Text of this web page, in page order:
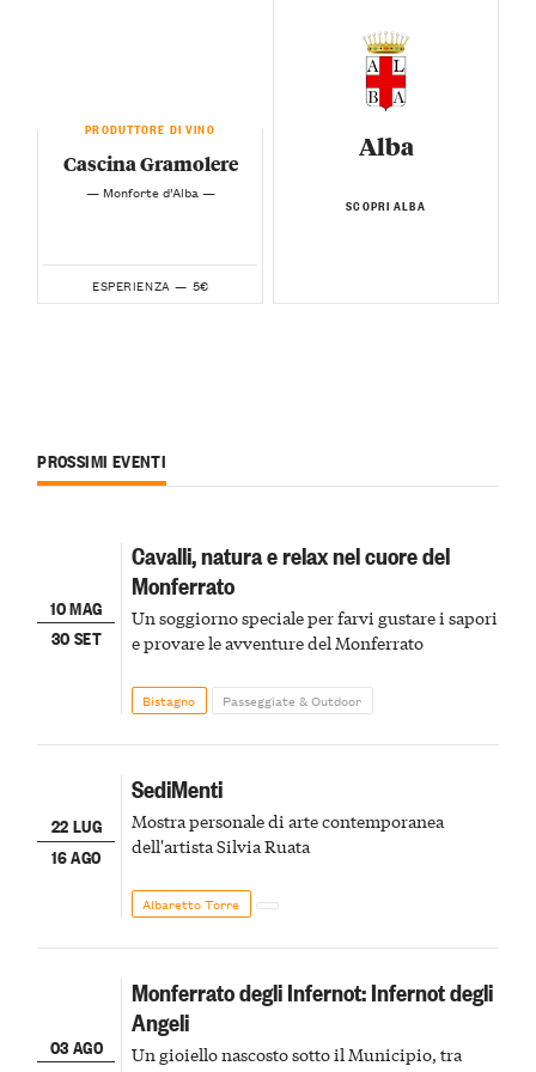
PRODUTTORE DI VINO
Cascina Gramolere
— Monforte d’Alba —
ESPERIENZA — 5€
Alba
SCOPRI ALBA
PROSSIMI EVENTI
10 MAG
30 SET
Cavalli, natura e relax nel cuore del
Monferrato
Un soggiorno speciale per farvi gustare i sapori
e provare le avventure del Monferrato
Bistagno Passeggiate & Outdoor
22 LUG
16 AGO
SediMenti
Mostra personale di arte contemporanea
dell'artista Silvia Ruata
Albaretto Torre
03 AGO
Monferrato degli Infernot: Infernot degli
Angeli
Un gioiello nascosto sotto il Municipio, tra